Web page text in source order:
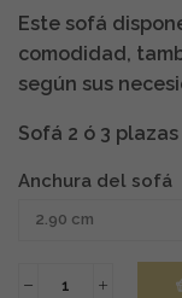
Este sofá
comodidad,
según sus
Sofá 2 ó 3
Anchura del sofá
Sofá